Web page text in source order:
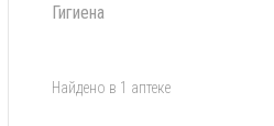
Гигиена
Найдено в 1 аптеке